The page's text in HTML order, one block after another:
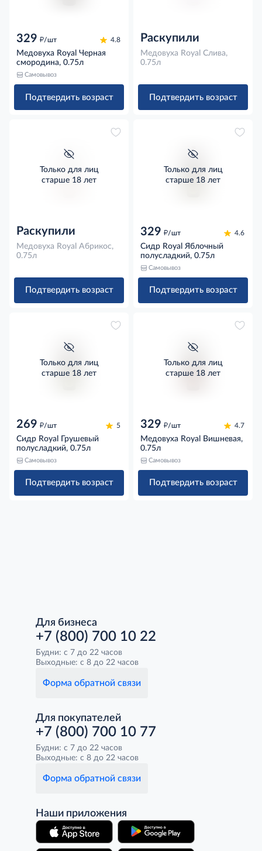
329 д/шт 4.8
Медовуха Royal Черная
смородина, 0.75л
Самовывоз
Подтвердить возраст
Раскупили
Медовуха Royal Слива,
0.75л
Подтвердить возраст
Только для лиц
старше 18 лет
Раскупили
Медовуха Royal Абрикос,
0.75л
Подтвердить возраст
Только для лиц
старше 18 лет
329 д/шт 4.6
Сидр Royal Яблочный
полусладкий, 0.75л
Самовывоз
Подтвердить возраст
Только для лиц
старше 18 лет
269 д/шт 5
Сидр Royal Грушевый
полусладкий, 0.75л
Самовывоз
Подтвердить возраст
Только для лиц
старше 18 лет
329 д/шт 4.7
Медовуха Royal Вишневая,
0.75л
Самовывоз
Подтвердить возраст
Для бизнеса
+7 (800) 700 10 22
Будни: с 7 до 22 часов
Выходные: с 8 до 22 часов
Форма обратной связи
Для покупателей
+7 (800) 700 10 77
Будни: с 7 до 22 часов
Выходные: с 8 до 22 часов
Форма обратной связи
Наши приложения